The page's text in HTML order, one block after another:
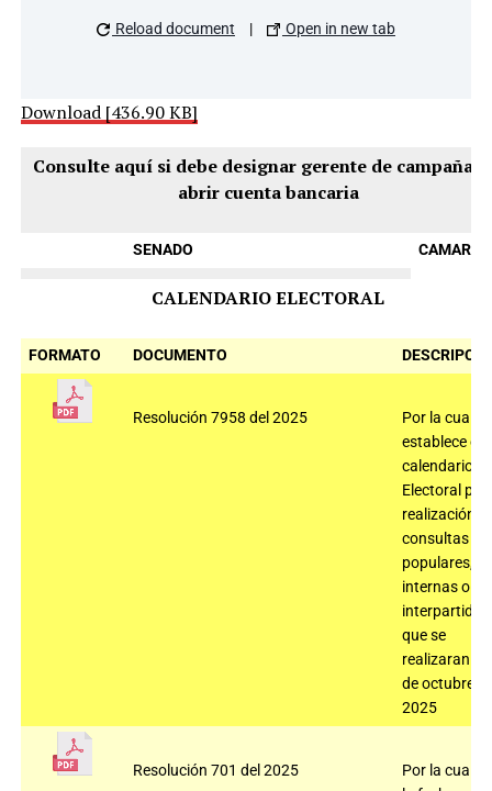
Reload document | Open in new tab
Download [436.90 KB]
Consulte aquí si debe designar gerente de campaña
abrir cuenta bancaria
SENADO CAMARAS
CALENDARIO ELECTORAL
FORMATO DOCUMENTO
Resolución 7958 del 2025
Por la cual se
establece el
calendario
Electoral
realización
consultas
populares,
internas o
que se
realizaran el
de octubre
2025
Resolución 701 del 2025
Por la cual